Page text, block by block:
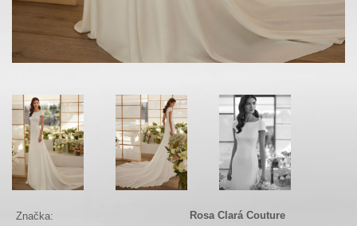
Značka:
Rosa Clará Couture